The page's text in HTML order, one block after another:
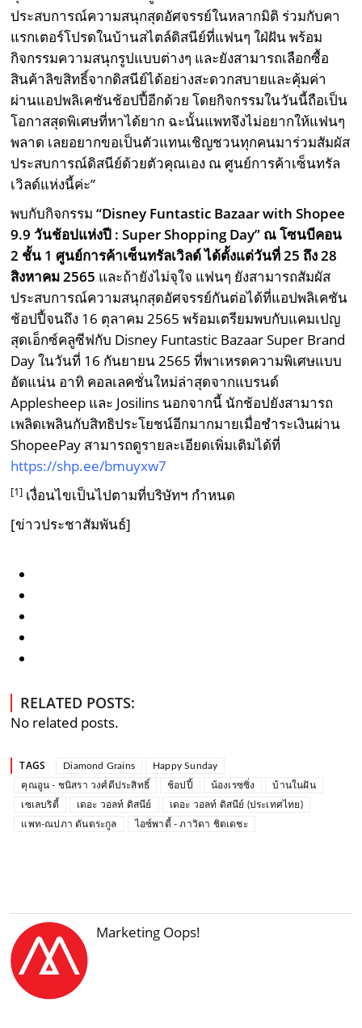
ประสบการณ์ความสนุกสุดอัศจรรย์ในหลากมิติ ร่วมกับคา
แรกเตอร์โปรดในบ้านสไตล์ดิสนีย์ที่แฟนๆ ใฝ่ฝัน พร้อม
กิจกรรมความสนุกรูปแบบต่างๆ และยังสามารถเลือกซื้อ
สินค้าลิขสิทธิ์จากดิสนีย์ได้อย่างสะดวกสบายและคุ้มค่า
ผ่านแอปพลิเคชันช้อปปี้อีกด้วย โดยกิจกรรมในวันนี้ถือเป็น
โอกาสสุดพิเศษที่หาได้ยาก ฉะนั้นแพทจึงไม่อยากให้แฟนๆ
พลาด เลยอยากขอเป็นตัวแทนเชิญชวนทุกคนมาร่วมสัมผัส
ประสบการณ์ดิสนีย์ด้วยตัวคุณเอง ณ ศูนย์การค้าเซ็นทรัล
เวิลด์แห่งนี้ค่ะ”
พบกับกิจกรรม“Disney Funtastic Bazaar with Shopee
9.9วันช้อปแห่งปี : Super Shopping Day” ณ โซนบีคอน
2 ชั้น 1ศูนย์การค้าเซ็นทรัลเวิลด์ ได้ตั้งแต่วันที่25ถึง28
สิงหาคม2565 และถ้ายังไม่จุใจ แฟนๆ ยังสามารถสัมผัส
ประสบการณ์ความสนุกสุดอัศจรรย์กันต่อได้ที่แอปพลิเคชัน
ช้อปปี้จนถึง 16 ตุลาคม 2565 พร้อมเตรียมพบกับแคมเปญ
สุดเอ็กซ์คลูซีฟกับ Disney Funtastic Bazaar Super Brand
Day ในวันที่ 16 กันยายน 2565 ที่พาเหรดความพิเศษแบบ
อัดแน่น อาทิ คอลเลคชั่นใหม่ล่าสุดจากแบรนด์
Applesheep และ Josilins นอกจากนี้ นักช้อปยังสามารถ
เพลิดเพลินกับสิทธิประโยชน์อีกมากมายเมื่อชำระเงินผ่าน
ShopeePay สามารถดูรายละเอียดเพิ่มเติมได้ที่
https://shp.ee/bmuyxw7
[1] เงื่อนไขเป็นไปตามที่บริษัทฯ กำหนด
[ข่าวประชาสัมพันธ์]
RELATED POSTS:
No related posts.
TAGS Diamond Grains
Happy Sunday
คุณอูน - ชนิสรา วงศ์ดีประสิทธิ์
ช้อปปี้ น้องเรซซิ่ง
บ้านในฝัน
เซเลบริตี้
เดอะ วอลท์ ดิสนีย์
เดอะ วอลท์ ดิสนีย์ (ประเทศไทย)
แพท-ณปภา ตันตระกูล
ไอซ์พาดี้ - ภาวิดา ชิตเดชะ
Marketing Oops!